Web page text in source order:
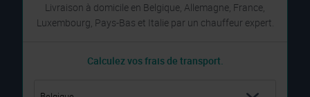
Livraison à domicile en Belgique, Allemagne, France,
Luxembourg, Pays-Bas et Italie par un chauffeur expert.
Calculez vos frais de transport.